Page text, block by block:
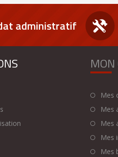
administratif
Mes
Mes
Mes
Mes
Mes